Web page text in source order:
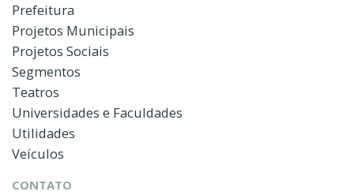
Prefeitura
Projetos Municipais
Projetos Sociais
Segmentos
Teatros
Universidades e Faculdades
Utilidades
Veículos
CONTATO